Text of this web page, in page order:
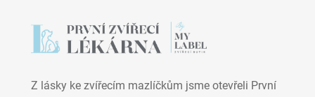
Z lásky ke zvířecím mazlíčkům jsme otevřeli První